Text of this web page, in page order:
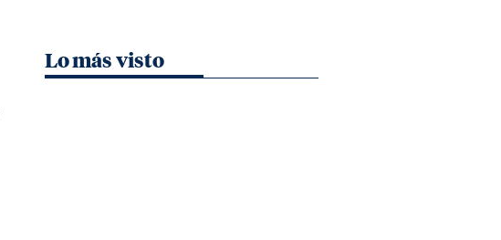
Lo más visto